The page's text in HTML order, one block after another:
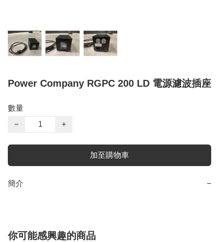
Power Company RGPC 200 LD 電源濾波插座
數量
−
+
加至購物車
簡介 −
你可能感興趣的商品